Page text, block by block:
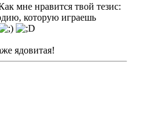
мне нравится твой тезис:
которую играешь
ядовитая!